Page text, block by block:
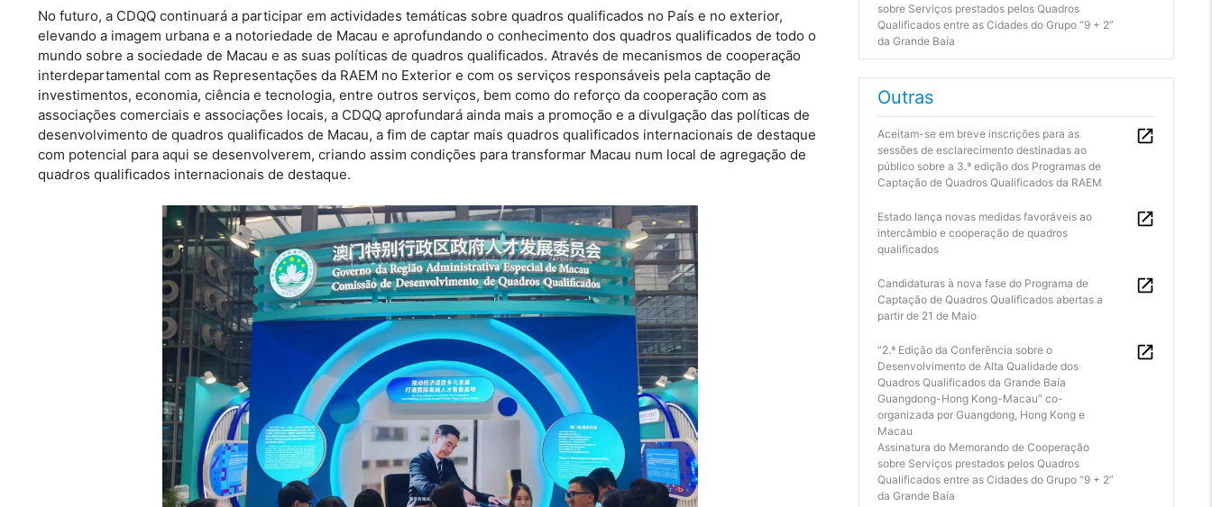
No futuro, a CDQQ continuará a participar em actividades temáticas sobre quadros qualificados no País e no exterior,
elevando a imagem urbana e a notoriedade de Macau e aprofundando o conhecimento dos quadros qualificados de todo o
mundo sobre a sociedade de Macau e as suas políticas de quadros qualificados. Através de mecanismos de cooperação
interdepartamental com as Representações da RAEM no Exterior e com os serviços responsáveis pela captação de
investimentos, economia, ciência e tecnologia, entre outros serviços, bem como do reforço da cooperação com as
associações comerciais e associações locais, a CDQQ aprofundará ainda mais a promoção e a divulgação das políticas de
desenvolvimento de quadros qualificados de Macau, a fim de captar mais quadros qualificados internacionais de destaque
com potencial para aqui se desenvolverem, criando assim condições para transformar Macau num local de agregação de
quadros qualificados internacionais de destaque.
sobre Serviços prestados pelos Quadros
Qualificados entre as Cidades do Grupo “9 + 2”
da Grande Baía
Outras
Aceitam-se em breve inscrições para as
sessões de esclarecimento destinadas ao
público sobre a 3.ª edição dos Programas de
Captação de Quadros Qualificados da RAEM
Estado lança novas medidas favoráveis ao
intercâmbio e cooperação de quadros
qualificados
Candidaturas à nova fase do Programa de
Captação de Quadros Qualificados abertas a
partir de 21 de Maio
“2.ª Edição da Conferência sobre o
Desenvolvimento de Alta Qualidade dos
Quadros Qualificados da Grande Baía
Guangdong-Hong Kong-Macau” co-
organizada por Guangdong, Hong Kong e
Macau
Assinatura do Memorando de Cooperação
sobre Serviços prestados pelos Quadros
Qualificados entre as Cidades do Grupo “9 + 2”
da Grande Baía